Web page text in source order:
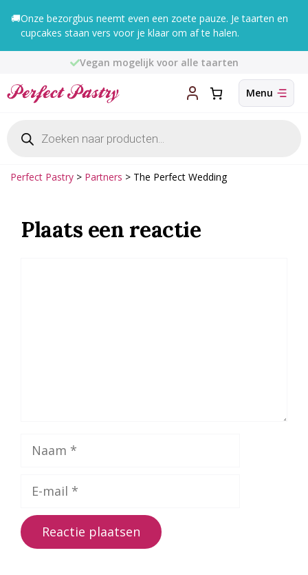
naar
🚚Onze bezorgbus neemt even een zoete pauze. Je taarten en
cupcakes staan vers voor je klaar om af te halen.
Vegan mogelijk voor alle taarten
zoeken
Perfect Pastry > Partners > The Perfect Wedding
Plaats een reactie
Naam
mail